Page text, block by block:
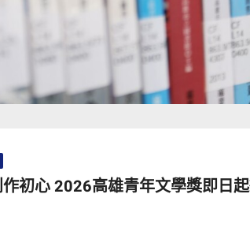
初心 2026高雄青年文學獎即日